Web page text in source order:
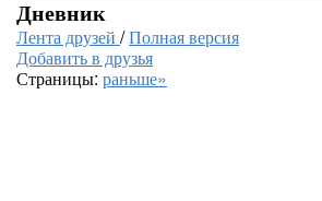
Дневник
Лента друзей /Полная версия
Добавить в друзья
Страницы: раньше»